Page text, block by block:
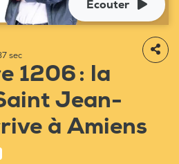
Ecouter
sec
1206 : la
Jean-
à Amiens